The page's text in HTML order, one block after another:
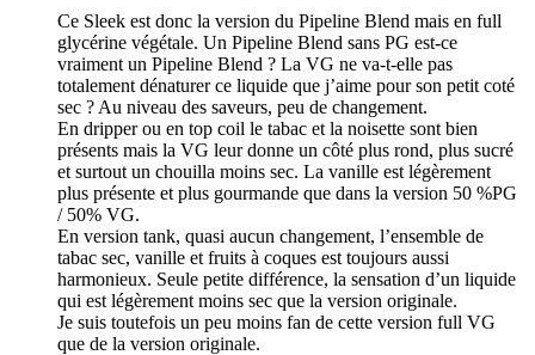
Ce Sleek est donc la version du Pipeline Blend mais en full
glycérine végétale. Un Pipeline Blend sans PG est-ce
vraiment un Pipeline Blend ? La VG ne va-t-elle pas
totalement dénaturer ce liquide que j’aime pour son petit coté
sec ? Au niveau des saveurs, peu de changement.
En dripper ou en top coil le tabac et la noisette sont bien
présents mais la VG leur donne un côté plus rond, plus sucré
et surtout un chouilla moins sec. La vanille est légèrement
plus présente et plus gourmande que dans la version 50 %PG
/ 50% VG.
En version tank, quasi aucun changement, l’ensemble de
tabac sec, vanille et fruits à coques est toujours aussi
harmonieux. Seule petite différence, la sensation d’un liquide
qui est légèrement moins sec que la version originale.
Je suis toutefois un peu moins fan de cette version full VG
que de la version originale.